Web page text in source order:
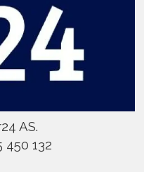
AS.
450 132